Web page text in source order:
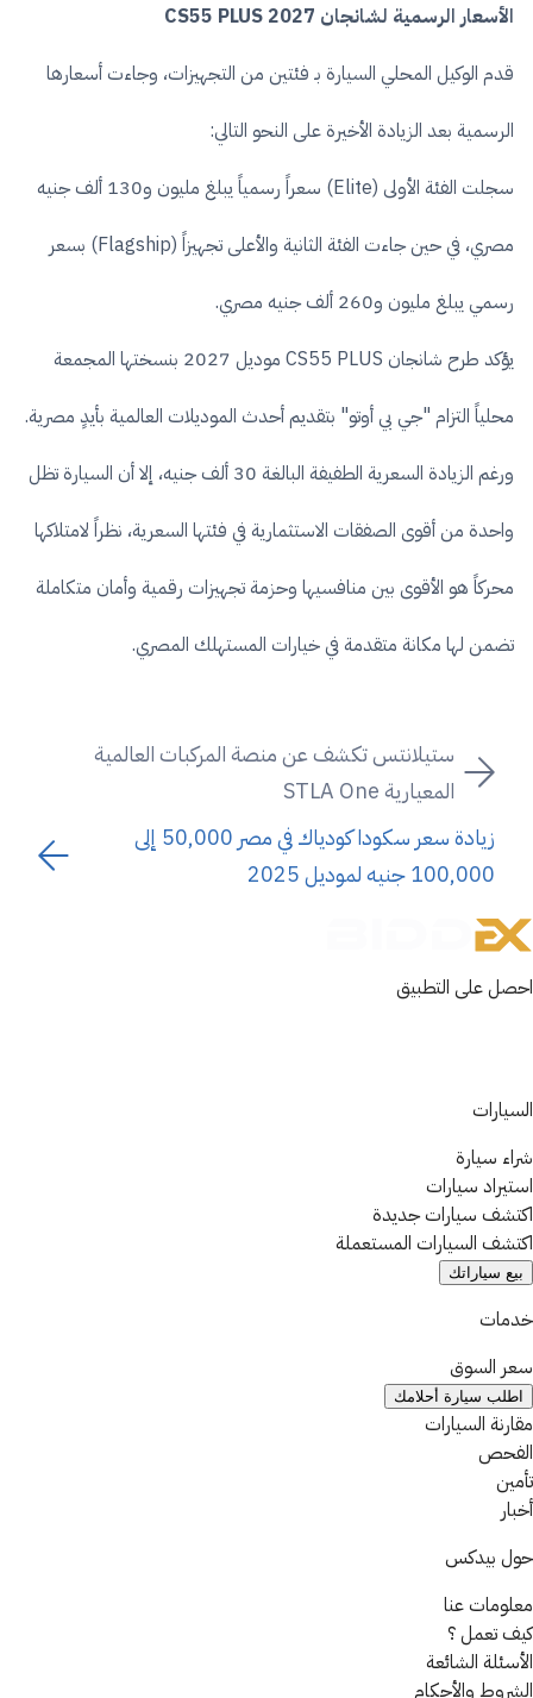
الأسعار الرسمية لشانجان CS55 PLUS 2027
قدم الوكيل المحلي السيارة بـ فئتين من التجهيزات، وجاءت أسعارها
الرسمية بعد الزيادة الأخيرة على النحو التالي:
سجلت الفئة الأولى (Elite) سعراً رسمياً يبلغ مليون و130 ألف جنيه
مصري، في حين جاءت الفئة الثانية والأعلى تجهيزاً (Flagship) بسعر
رسمي يبلغ مليون و260 ألف جنيه مصري.
يؤكد طرح شانجان CS55 PLUS موديل 2027 بنسختها المجمعة
محلياً التزام "جي بي أوتو" بتقديم أحدث الموديلات العالمية بأيدٍ مصرية.
ورغم الزيادة السعرية الطفيفة البالغة 30 ألف جنيه، إلا أن السيارة تظل
واحدة من أقوى الصفقات الاستثمارية في فئتها السعرية، نظراً لامتلاكها
محركاً هو الأقوى بين منافسيها وحزمة تجهيزات رقمية وأمان متكاملة
تضمن لها مكانة متقدمة في خيارات المستهلك المصري.
ستيلانتس تكشف عن منصة المركبات العالمية
المعيارية STLA One
زيادة سعر سكودا كودياك في مصر 50,000 إلى
100,000 جنيه لموديل 2025
احصل على التطبيق
السيارات
شراء سيارة
استيراد سيارات
اكتشف سيارات جديدة
اكتشف السيارات المستعملة
بيع سياراتك
خدمات
سعر السوق
اطلب سيارة أحلامك
مقارنة السيارات
الفحص
تأمين
أخبار
حول بيدكس
معلومات عنا
كيف تعمل ؟
الأسئلة الشائعة
الشروط والأحكام